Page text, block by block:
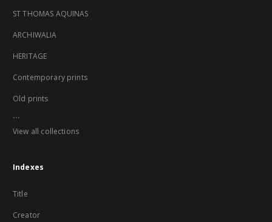
ST THOMAS AQUINAS
ARCHIWALIA
HERITAGE
Contemporary prints
Old prints
...
View all collections
Indexes
Title
Creator